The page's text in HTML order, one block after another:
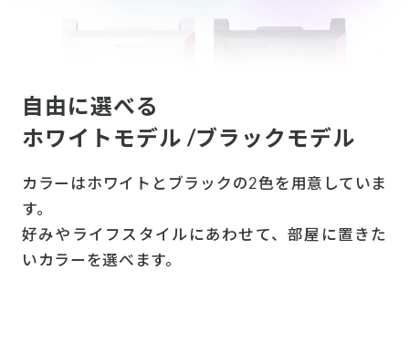
自由に選べる
ホワイトモデル /ブラックモデル
カラーはホワイトとブラックの2色を用意していま
す。
好みやライフスタイルにあわせて、部屋に置きた
いカラーを選べます。